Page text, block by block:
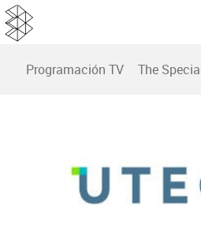
Programación TV The